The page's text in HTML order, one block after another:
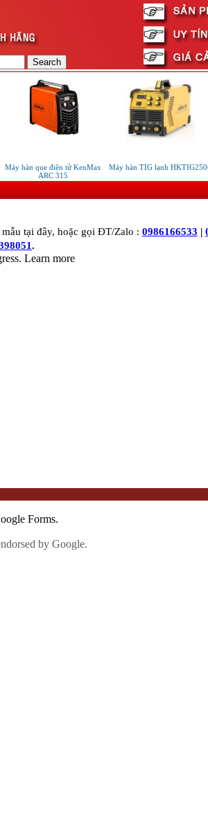
Máy hàn que điện tử KenMax
ARC 315
Máy hàn TIG lạnh HKTIG250C